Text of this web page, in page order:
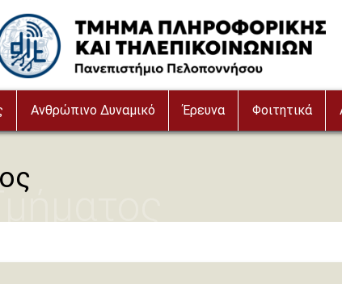
Image
Ανθρώπινο Δυναμικό Έρευνα Φοιτητικά